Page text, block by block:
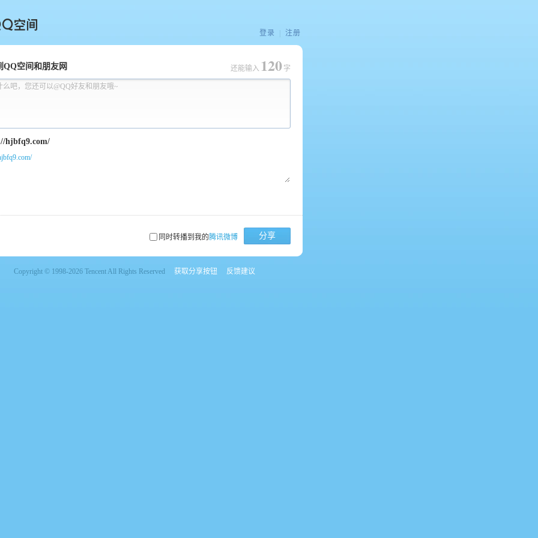
间
登录 注册
QQ空间和朋友网
么吧，您还可以@QQ好友和朋友哦~
还能输入 120 字
同时转播到我的腾讯微博 分享
Copyright © 1998-2026 Tencent All Rights Reserved 获取分享按钮 反馈建议